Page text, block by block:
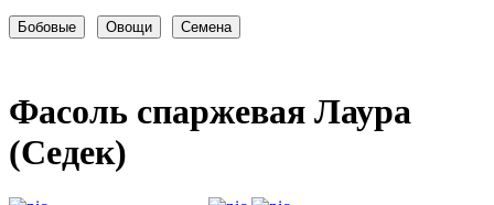
Фасоль спаржевая Лаура
(Седек)